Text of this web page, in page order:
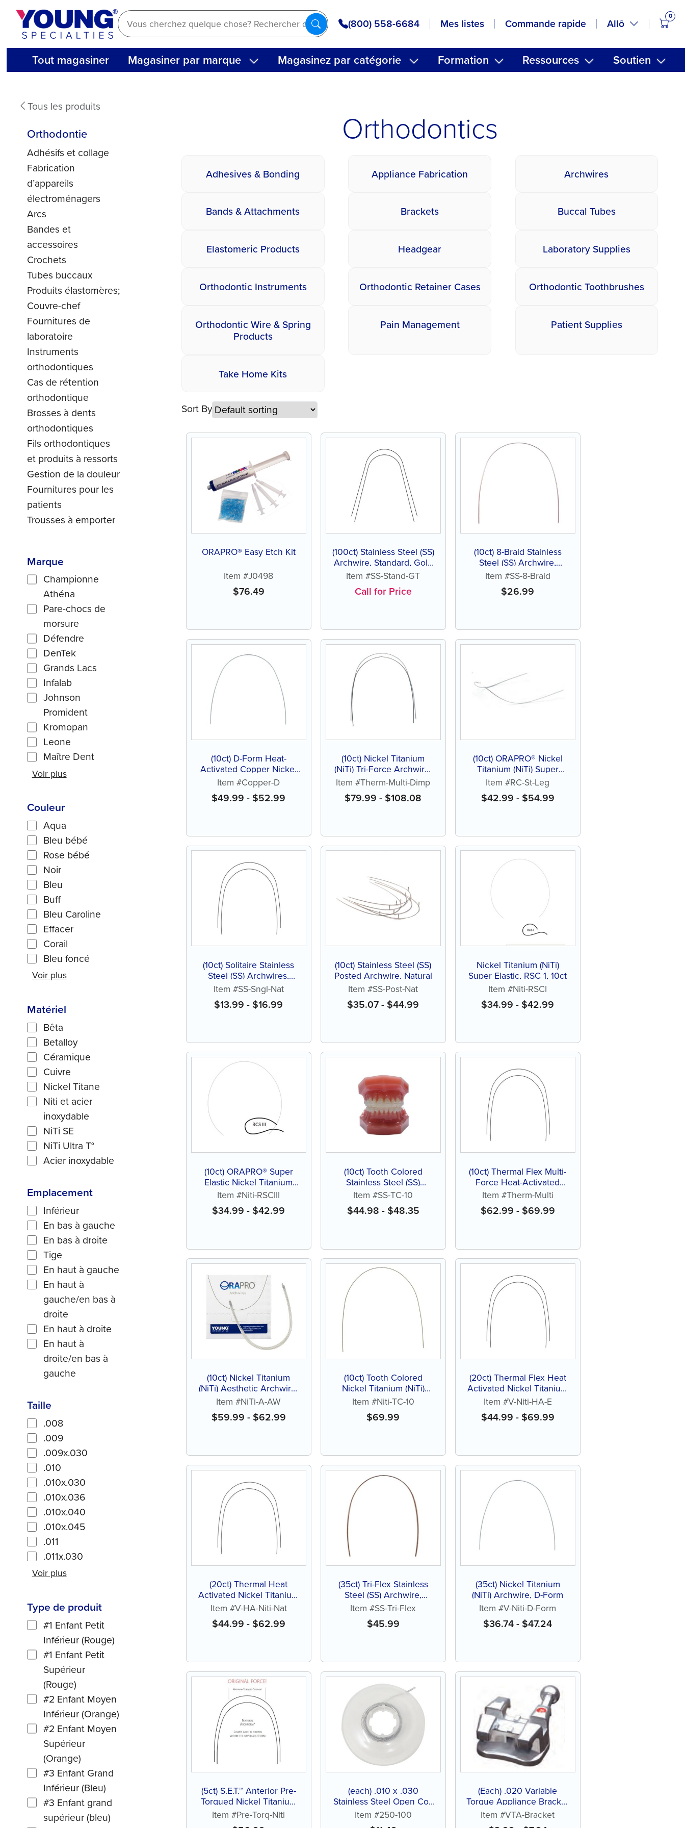
Aller
contenu
(800) 558-6684 Mes listes Commande rapide Allô
0
Tout magasiner Magasiner par marque Magasinez par catégorie Formation Ressources Soutien
Tous les produits
Orthodontie
Adhésifs et collage
Fabrication
d’appareils
électroménagers
Arcs
Bandes et
accessoires
Crochets
Tubes buccaux
Produits élastomères;
Couvre-chef
Fournitures de
laboratoire
Instruments
orthodontiques
Cas de rétention
orthodontique
Brosses à dents
orthodontiques
Fils orthodontiques
et produits à ressorts
Gestion de la douleur
Fournitures pour les
patients
Trousses à emporter
Marque
Championne
Athéna
Pare-chocs de
morsure
Défendre
DenTek
Grands Lacs
Infalab
Johnson
Promident
Kromopan
Leone
Maître Dent
Voir plus
Couleur
Aqua
Bleu bébé
Rose bébé
Noir
Bleu
Buff
Bleu Caroline
Effacer
Corail
Bleu foncé
Voir plus
Matériel
Bêta
Betalloy
Céramique
Cuivre
Nickel Titane
Niti et acier
inoxydable
NiTi SE
NiTi Ultra T°
Acier inoxydable
Emplacement
Inférieur
En bas à gauche
En bas à droite
Tige
En haut à gauche
En haut à
gauche/en bas à
droite
En haut à droite
En haut à
droite/en bas à
gauche
Taille
.008
.009
.009x.030
.010
.010x.030
.010x.036
.010x.040
.010x.045
.011
.011x.030
Voir plus
Type de produit
#1 Enfant Petit
Inférieur (Rouge)
#1 Enfant Petit
Supérieur
(Rouge)
#2 Enfant Moyen
Inférieur (Orange)
#2 Enfant Moyen
Supérieur
(Orange)
#3 Enfant Grand
Inférieur (Bleu)
#3 Enfant grand
supérieur (bleu)
Orthodontics
Adhesives & Bonding Appliance Fabrication Archwires
Bands & Attachments Brackets Buccal Tubes
Elastomeric Products Headgear Laboratory Supplies
Orthodontic Instruments Orthodontic Retainer Cases Orthodontic Toothbrushes
Orthodontic Wire & Spring
Products
Pain Management Patient Supplies
Take Home Kits
Sort By
ORAPRO® Easy Etch Kit
Item #J0498
$76.49
(100ct) Stainless Steel (SS)
Archwire, Standard, Gold
Tone
Item #SS-Stand-GT
Call for Price
(10ct) 8-Braid Stainless
Steel (SS) Archwire,
Natural
Item #SS-8-Braid
$26.99
(10ct) D-Form Heat-
Activated Copper Nickel
Titanium (NiTi) Archwire
27°
Item #Copper-D
$49.99 - $52.99
(10ct) Nickel Titanium
(NiTi) Tri-Force Archwire,
Natural, Dimpled
Item #Therm-Multi-Dimp
$79.99 - $108.08
(10ct) ORAPRO® Nickel
Titanium (NiTi) Super
Elastic Archwire, Reverse
Curve Straight Leg
Dimpled
Item #RC-St-Leg
$42.99 - $54.99
(10ct) Solitaire Stainless
Steel (SS) Archwires,
Natural, Single Pack
Item #SS-Sngl-Nat
$13.99 - $16.99
(10ct) Stainless Steel (SS)
Posted Archwire, Natural
Item #SS-Post-Nat
$35.07- $44.99
Nickel Titanium (NiTi)
Super Elastic, RSC 1, 10ct
Item #Niti-RSCI
$34.99 - $42.99
(10ct) ORAPRO® Super
Elastic Nickel Titanium
(NiTi), RSC III Form
Archwires
Item #Niti-RSCIII
$34.99 - $42.99
(10ct) Tooth Colored
Stainless Steel (SS)
Archwire, Natural
Item #SS-TC-10
$44.98 - $48.35
(10ct) Thermal Flex Multi-
Force Heat-Activated
Nickel Titanium (NiTi)
Archwire
Item #Therm-Multi
$62.99 - $69.99
(10ct) Nickel Titanium
(NiTi) Aesthetic Archwire,
Natural
Item #NiTi-A-AW
$59.99 - $62.99
(10ct) Tooth Colored
Nickel Titanium (NiTi)
Archwire, Natural
Item #Niti-TC-10
$69.99
(20ct) Thermal Flex Heat
Activated Nickel Titanium
(NiTi) Archwires, Natural
Item #V-Niti-HA-E
$44.99 - $69.99
(20ct) Thermal Heat
Activated Nickel Titanium
(NiTi) Archwires
Item #V-HA-Niti-Nat
$44.99 - $62.99
(35ct) Tri-Flex Stainless
Steel (SS) Archwire,
Natural
Item #SS-Tri-Flex
$45.99
(35ct) Nickel Titanium
(NiTi) Archwire, D-Form
Item #V-Niti-D-Form
$36.74- $47.24
(5ct) S.E.T.™ Anterior Pre-
Torqued Nickel Titanium
(NiTi) Archwire
Item #Pre-Torq-Niti
(each) .010 x .030
Stainless Steel Open Coil
Springs, 3' spool
Item #250-100
(Each) .020 Variable
Torque Appliance Bracket
System
Item #VTA-Bracket